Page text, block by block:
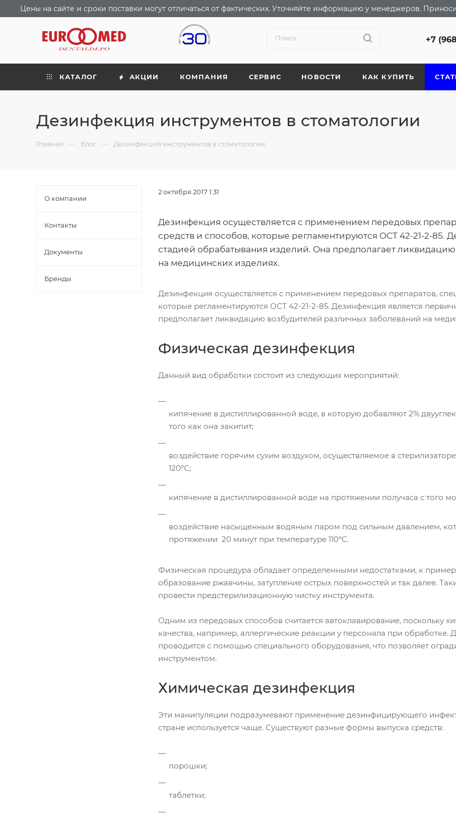
Цены на сайте и сроки поставки могут отличаться от фактических. Уточняйте информацию у менеджеров.
+7
КАТАЛОГ АКЦИИ КОМПАНИЯ СЕРВИС НОВОСТИ КАК КУПИТЬ
Дезинфекция инструментов в стоматологии
Главная — Блог — Дезинфекция инструментов в стоматологии
2 октября 2017 1:31
Дезинфекция осуществляется с применением передовых
средств и способов, которые регламентируются ОСТ 42-21-2-85.
стадией обрабатывания изделий. Она предполагает
на медицинских изделиях.
Дезинфекция осуществляется с применением передовых препаратов,
которые регламентируются ОСТ 42-21-2-85. Дезинфекция является
предполагает ликвидацию возбудителей различных заболеваний на
Физическая дезинфекция
Данный вид обработки состоит из следующих мероприятий:
кипячение в дистиллированной воде, в которую добавляют 2%
того как она закипит;
воздействие горячим сухим воздухом, осуществляемое в
120°C;
кипячение в дистиллированной воде на протяжении получаса с того
воздействие насыщенным водяным паром под сильным давлением,
протяжении 20 минут при температуре 110°C.
Физическая процедура обладает определенными недостатками, к
образование ржавчины, затупление острых поверхностей и так далее.
провести предстерилизационную чистку инструмента.
Одним из передовых способов считается автоклавирование, поскольку
качества, например, аллергические реакции у персонала при
проводится с помощью специального оборудования, что позволяет
инструментом.
Химическая дезинфекция
Эти манипуляции подразумевают применение дезинфицирующего
стране используется чаще. Существуют разные формы выпуска средств:
порошки;
таблетки;
О компании
Контакты
Документы
Бренды